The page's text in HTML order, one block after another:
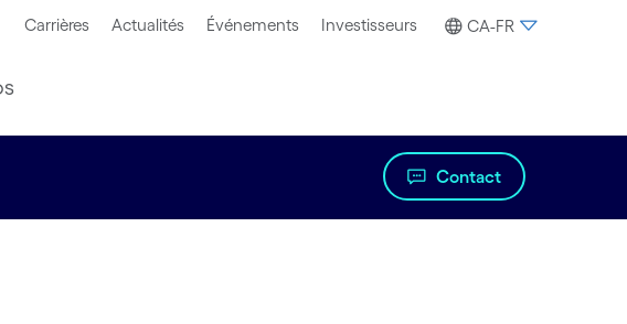
Carrières Actualités Événements Investisseurs CA-FR
Contact